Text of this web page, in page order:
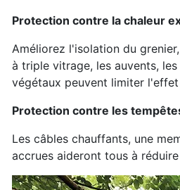
Protection contre la chaleur
Améliorez l'isolation du
à triple vitrage, les auvents,
végétaux peuvent limiter
Protection contre les
Les câbles chauffants, une
accrues aideront tous à